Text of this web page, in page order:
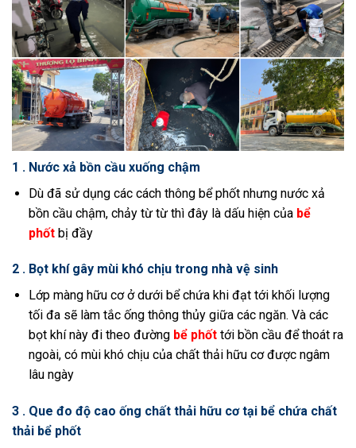
1 . Nước xả bồn cầu xuống chậm
Dù đã sử dụng các cách thông bể phốt nhưng nước xả
bồn cầu chậm, chảy từ từ thì đây là dấu hiện của bể
phốt bị đầy
2 . Bọt khí gây mùi khó chịu trong nhà vệ sinh
Lớp màng hữu cơ ở dưới bể chứa khi đạt tới khối lượng
tối đa sẽ làm tắc ống thông thủy giữa các ngăn. Và các
bọt khí này đi theo đường bể phốttới bồn cầu để thoát ra
ngoài, có mùi khó chịu của chất thải hữu cơ được ngâm
lâu ngày
3 . Que đo độ cao ống chất thải hữu cơ tại bể chứa chất
thải bể phốt